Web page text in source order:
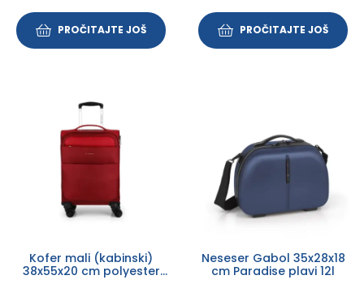
PROČITAJTE JOŠ PROČITAJTE JOŠ
Kofer mali (kabinski)
38x55x20 cm polyester
Neseser Gabol 35x28x18
cm Paradise plavi 12l